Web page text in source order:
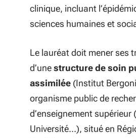
clinique, incluant
sciences humaines et
Le lauréat doit mener ses
d’unestructure de soin
assimilée (Institut
organisme public de
d’enseignement supérieur
Université…), situé en